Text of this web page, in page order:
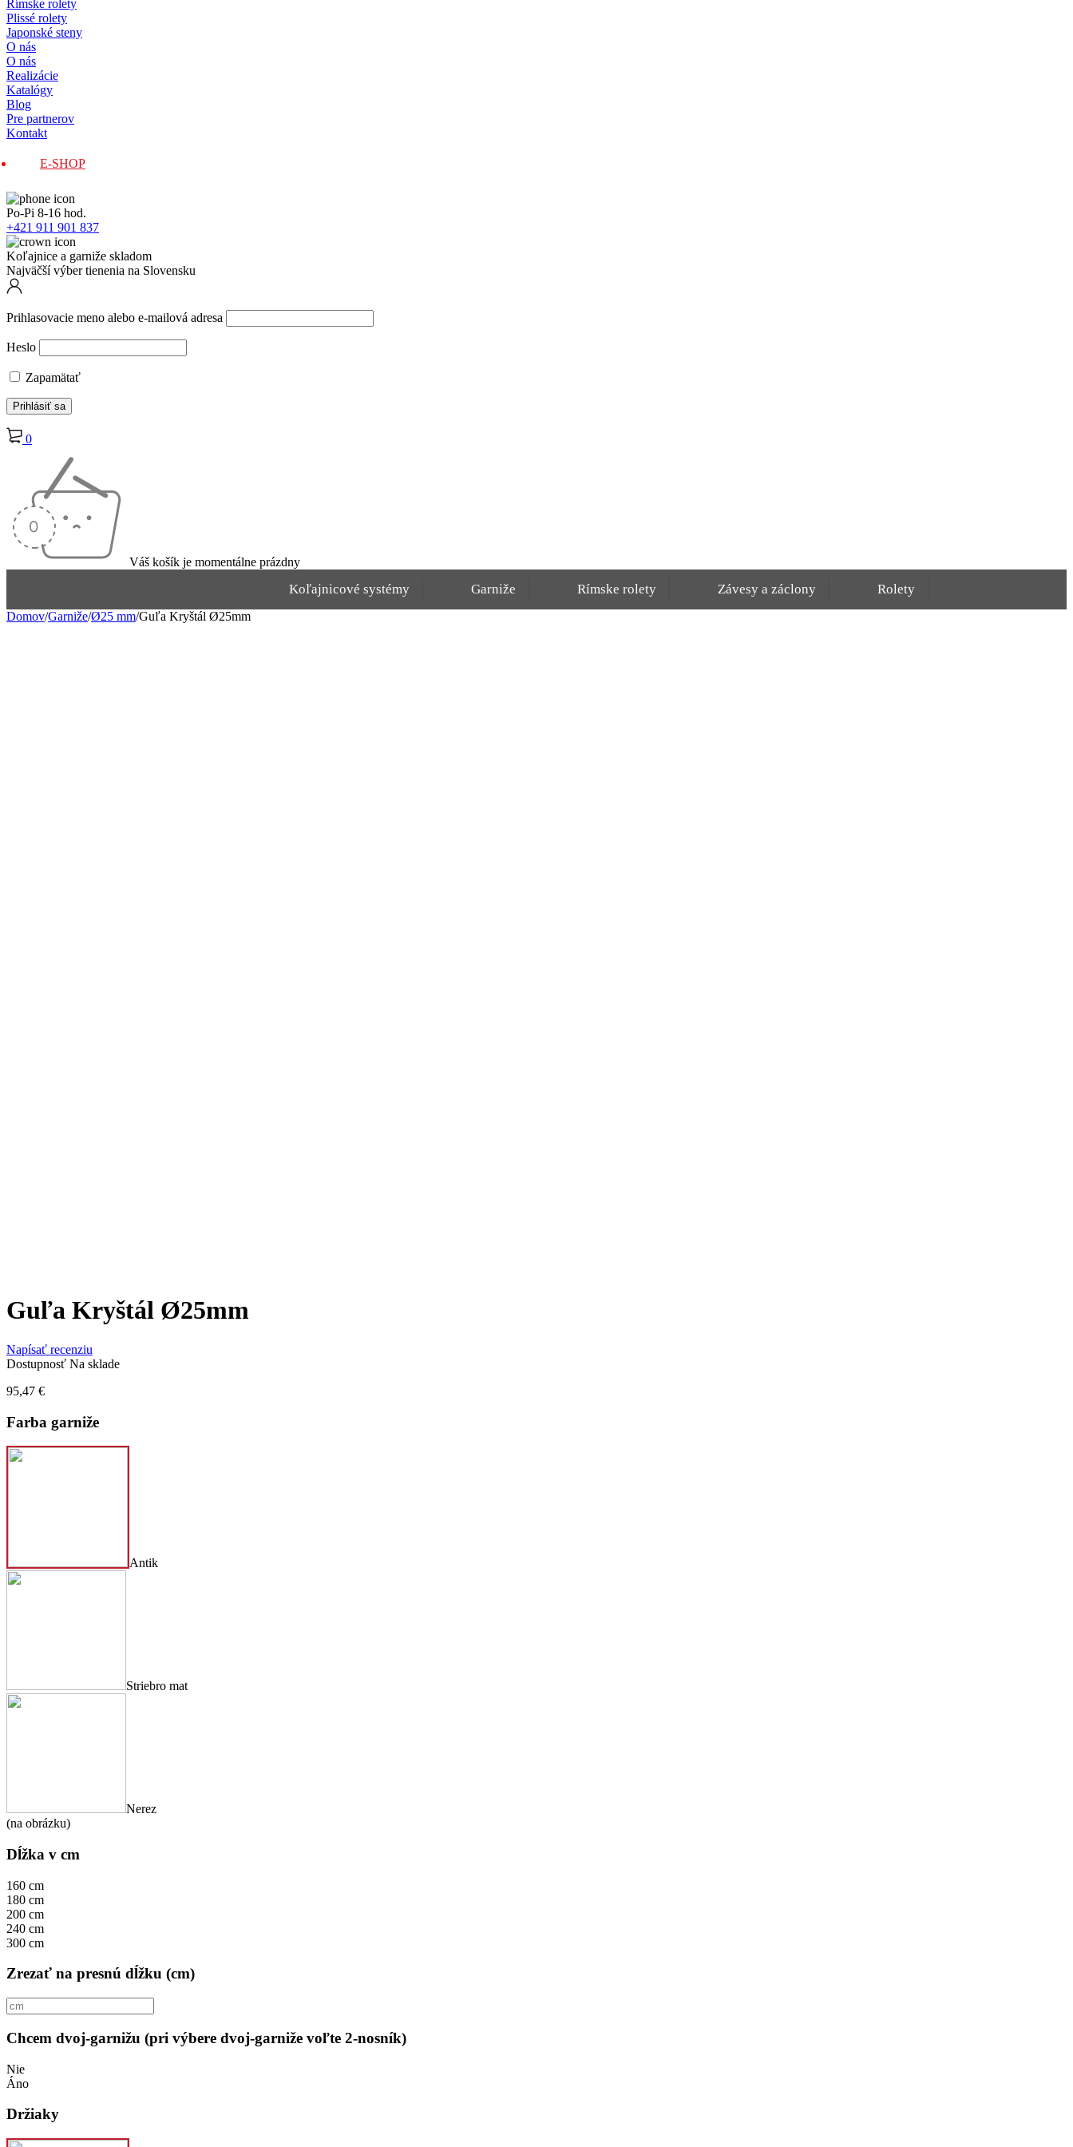
Rímske rolety
Plissé rolety
Japonské steny
O nás
O nás
Realizácie
Katalógy
Blog
Pre partnerov
Kontakt
E-SHOP
Po-Pi 8-16 hod.
+421 911 901 837
Koľajnice a garniže skladom
Najväčší výber tienenia na Slovensku
Prihlasovacie meno alebo e-mailová adresa
Heslo
Zapamätať
0
Váš košík je momentálne prázdny
Koľajnicové systémy Garniže Rímske rolety Závesy a záclony Rolety
Domov/Garniže/Ø25 mm/Guľa Kryštál Ø25mm
Guľa Kryštál Ø25mm
Napísať recenziu
Dostupnosť Na sklade
95,47 €
Farba garniže
Antik
Striebro mat
Nerez
(na obrázku)
Dĺžka v cm
160 cm
180 cm
200 cm
240 cm
300 cm
Zrezať na presnú dĺžku (cm)
Chcem dvoj-garnižu (pri výbere dvoj-garniže voľte 2-nosník)
Nie
Áno
Držiaky